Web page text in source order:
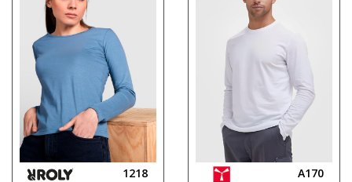
1218
A170